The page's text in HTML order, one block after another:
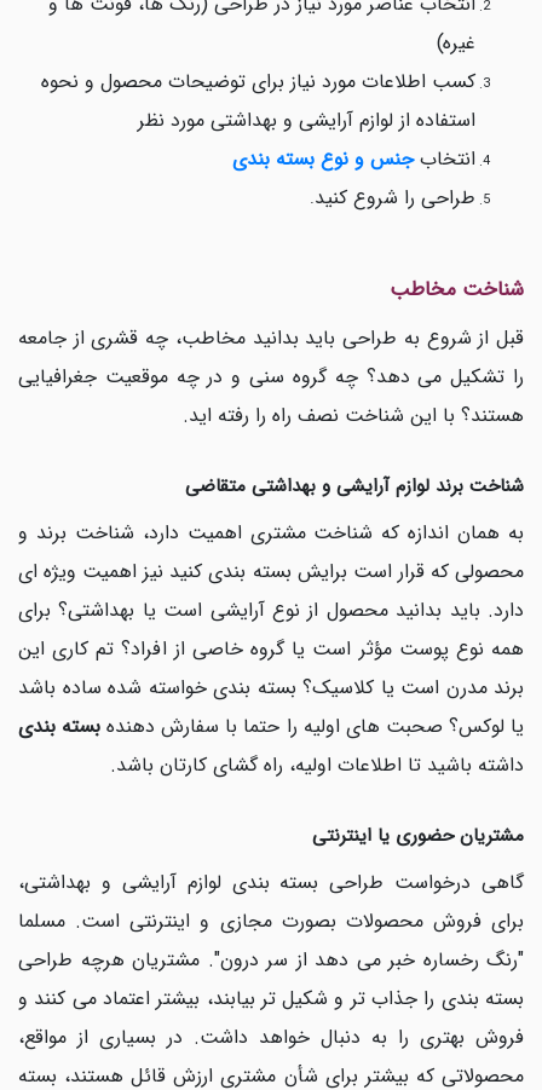
غیره)
کسب اطلاعات مورد نیاز برای توضیحات محصول و نحوه
استفاده از لوازم آرایشی و بهداشتی مورد نظر
انتخابجنس و نوع بسته بندی
طراحی را شروع کنید.
شناخت مخاطب
قبل از شروع به طراحی باید بدانید مخاطب، چه قشری از جامعه
را تشکیل می دهد؟ چه گروه سنی و در چه موقعیت جغرافیایی
هستند؟ با این شناخت نصف راه را رفته اید.
شناخت برند لوازم آرایشی و بهداشتی متقاضی
به همان اندازه که شناخت مشتری اهمیت دارد، شناخت برند و
محصولی که قرار است برایش بسته بندی کنید نیز اهمیت ویژه ای
دارد. باید بدانید محصول از نوع آرایشی است یا بهداشتی؟ برای
همه نوع پوست مؤثر است یا گروه خاصی از افراد؟ تم کاری این
برند مدرن است یا کلاسیک؟ بسته بندی خواسته شده ساده باشد
یا لوکس؟ صحبت های اولیه را حتما با سفارش دهنده بسته بندی
داشته باشید تا اطلاعات اولیه، راه گشای کارتان باشد.
مشتریان حضوری یا اینترنتی
گاهی درخواست طراحی بسته بندی لوازم آرایشی و بهداشتی،
برای فروش محصولات بصورت مجازی و اینترنتی است. مسلما
"رنگ رخساره خبر می دهد از سر درون". مشتریان هرچه طراحی
بسته بندی را جذاب تر و شکیل تر بیابند، بیشتر اعتماد می کنند و
فروش بهتری را به دنبال خواهد داشت. در بسیاری از مواقع،
محصولاتی که بیشتر برای شأن مشتری ارزش قائل هستند، بسته